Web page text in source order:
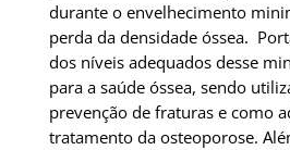
durante o envelhecimento
perda da densidade óssea.
dos níveis adequados desse
para a saúde óssea, sendo
prevenção de fraturas e como
tratamento da osteoporose.